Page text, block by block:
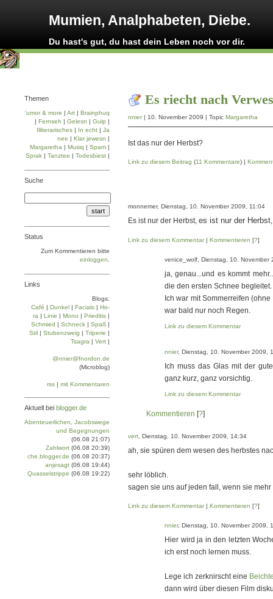
Mumien, Analphabeten, Diebe.
Du hast's gut, du hast dein Leben noch vor dir.
Es riecht nach
nnier| 10. November 2009 | Topic Margaretha
Ist das nur der Herbst?
Link zu diesem Beitrag (11 Kommentare) |
monnemer, Dienstag, 10. November 2009, 11:04
Es ist nur der Herbst, es ist nur der Herbst
Link zu diesem Kommentar| Kommentieren [?]
venice_wolf, Dienstag, 10. November
ja, genau...und es kommt
die den ersten Schnee begleitet.
Ich war mit Sommerreifen
war bald nur noch Regen.
Link zu diesem Kommentar
nnier, Dienstag, 10. November 2009,
Ich muss das Glas mit der
ganz kurz, ganz vorsichtig.
Link zu diesem Kommentar
Kommentieren [?]
vert , Dienstag, 10. November 2009, 14:34
ah, sie spüren dem wesen des herbstes
sehr löblich.
sagen sie uns auf jeden fall, wenn sie
Link zu diesem Kommentar| Kommentieren [?]
nnier, Dienstag, 10. November 2009,
Hier wird ja in den letzten
ich erst noch lernen muss.
Lege ich zerknirscht eine
dann wird über diesen Film
Themen
'umor & more | Art | Brainphuq
| Fernseh | Gelesn | Gulp |
Illiterarisches | In echt | Ja
nee | Klar jewesn |
Margaretha | Musiq | Spam |
Sprak | Tanztee | Todesbiest |
Suche
Status
Zum Kommentieren bitte
einloggen
Links
Blogs:
Café | Dun­kel | Facials | Ho­
ra | Linie | Mo­no | Prie­di­tis |
Schmied | Schneck | Spaß |
Stil | Stu­ben­zweig | Tri­pe­rie |
Tsa­gra | Vert |
@nnier@fnordon.de
(Microblog)
rss | mit Kommentaren
Aktuell bei blogger.de
Abenteuerlichen, Jacobswege
und Begegnungen
(06.08 21:07)
Zahlwort (06.08 20:39)
che.blogger.de (06.08 20:37)
anjesagt (06.08 19:44)
Quasselstrippe (06.08 19:22)